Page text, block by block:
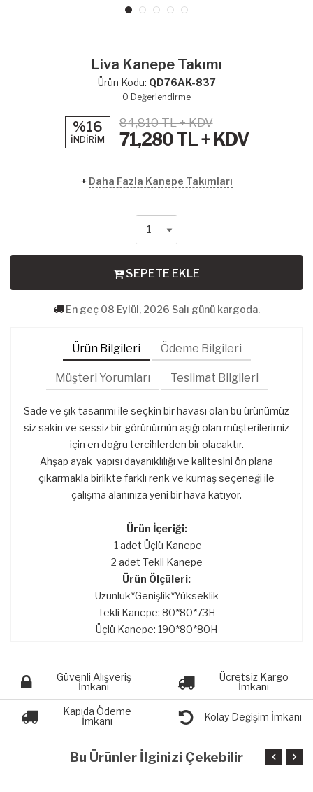
Liva Kanepe Takımı
Ürün Kodu: QD76AK-837
0 Değerlendirme
%16
İNDİRİM
84,810 TL + KDV
71,280TL + KDV
+ Daha Fazla Kanepe Takımları
SEPETE EKLE
En geç 08 Eylül, 2026 Salı günü kargoda.
Ürün Bilgileri Ödeme Bilgileri
Müşteri Yorumları Teslimat Bilgileri
Sade ve şık tasarımı ile seçkin bir havası olan bu ürünümüz
siz sakin ve sessiz bir görünümün aşığı olan müşterilerimiz
için en doğru tercihlerden bir olacaktır.
Ahşap ayak yapısı dayanıklılığı ve kalitesini ön plana
çıkarmakla birlikte farklı renk ve kumaş seçeneği ile
çalışma alanınıza yeni bir hava katıyor.
Ürün İçeriği:
1 adet Üçlü Kanepe
2 adet Tekli Kanepe
Ürün Ölçüleri:
Uzunluk*Genişlik*Yükseklik
Tekli Kanepe: 80*80*73H
Üçlü Kanepe: 190*80*80H
Güvenli Alışveriş
İmkanı
Ücretsiz Kargo
İmkanı
Kapıda Ödeme
İmkanı
Kolay Değişim İmkanı
Bu Ürünler İlginizi Çekebilir